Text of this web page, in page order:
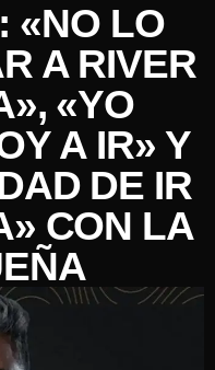
«NO LO
A RIVER
«YO
A IR» Y
DE IR
CON LA